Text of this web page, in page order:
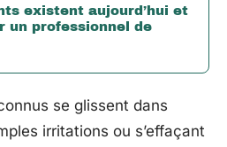
existent aujourd’hui et
un professionnel de
se glissent dans
irritations ou s’effaçant